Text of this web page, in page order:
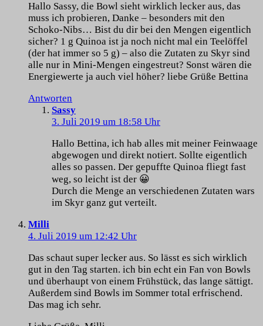
Hallo Sassy, die Bowl sieht wirklich lecker aus, das
muss ich probieren, Danke – besonders mit den
Schoko-Nibs… Bist du dir bei den Mengen eigentlich
sicher? 1 g Quinoa ist ja noch nicht mal ein Teelöffel
(der hat immer so 5 g) – also die Zutaten zu Skyr sind
alle nur in Mini-Mengen eingestreut? Sonst wären die
Energiewerte ja auch viel höher? liebe Grüße Bettina
Antworten
Sassy
3. Juli 2019 um 18:58 Uhr
Hallo Bettina, ich hab alles mit meiner Feinwaage
abgewogen und direkt notiert. Sollte eigentlich
alles so passen. Der gepuffte Quinoa fliegt fast
weg, so leicht ist der 😀
Durch die Menge an verschiedenen Zutaten wars
im Skyr ganz gut verteilt.
Milli
4. Juli 2019 um 12:42 Uhr
Das schaut super lecker aus. So lässt es sich wirklich
gut in den Tag starten. ich bin echt ein Fan von Bowls
und überhaupt von einem Frühstück, das lange sättigt.
Außerdem sind Bowls im Sommer total erfrischend.
Das mag ich sehr.